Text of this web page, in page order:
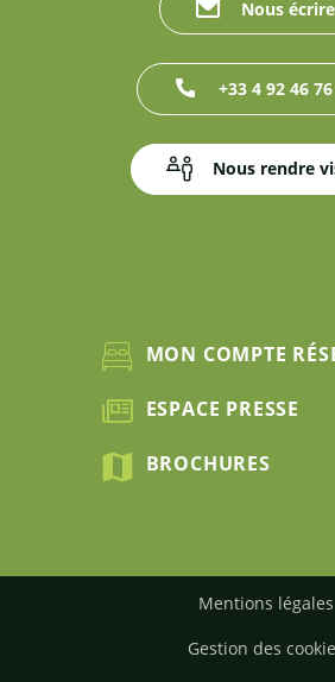
Nous écrire
+33 4 92 46
Nous rendre
MON COMPTE
ESPACE PRESSE
BROCHURES
Mentions légales
Gestion des